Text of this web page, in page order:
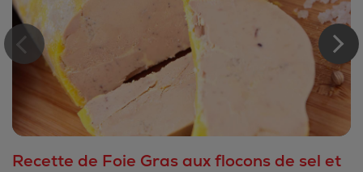
Recette de Foie Gras aux flocons de sel et